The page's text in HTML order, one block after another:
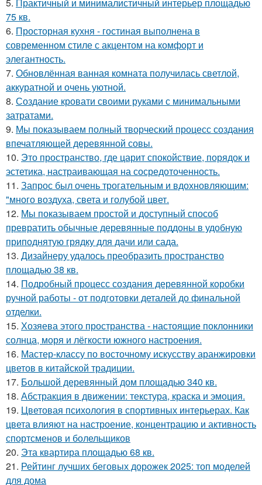
75 кв.
6. Просторная кухня - гостиная выполнена в
современном стиле с акцентом на комфорт и
элегантность.
7. Обновлённая ванная комната получилась светлой,
аккуратной и очень уютной.
8. Создание кровати своими руками с минимальными
затратами.
9. Мы показываем полный творческий процесс создания
впечатляющей деревянной совы.
10. Это пространство, где царит спокойствие, порядок и
эстетика, настраивающая на сосредоточенность.
11. Запрос был очень трогательным и вдохновляющим:
"много воздуха, света и голубой цвет.
12. Мы показываем простой и доступный способ
превратить обычные деревянные поддоны в удобную
приподнятую грядку для дачи или сада.
13. Дизайнеру удалось преобразить пространство
площадью 38 кв.
14. Подробный процесс создания деревянной коробки
ручной работы - от подготовки деталей до финальной
отделки.
15. Хозяева этого пространства - настоящие поклонники
солнца, моря и лёгкости южного настроения.
16. Мастер-классу по восточному искусству аранжировки
цветов в китайской традиции.
17. Большой деревянный дом площадью 340 кв.
18. Абстракция в движении: текстура, краска и эмоция.
19. Цветовая психология в спортивных интерьерах. Как
цвета влияют на настроение, концентрацию и активность
спортсменов и болельщиков
20. Эта квартира площадью 68 кв.
21. Рейтинг лучших беговых дорожек 2025: топ моделей
для дома